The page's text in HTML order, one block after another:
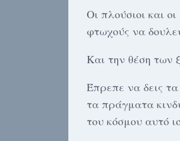
Οι πλούσιοι και
φτωχούς να
Και την θέση των
Έπρεπε να δεις
τα πράγματα
του κόσμου αυτό